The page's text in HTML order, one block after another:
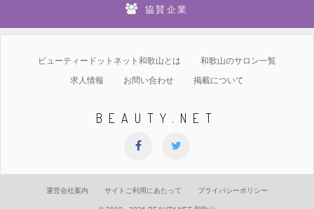
協賛企業
ビューティードットネット和歌山とは
和歌山のサロン一覧
求人情報
お問い合わせ 掲載について
BEAUTY.NET
運営会社案内 サイトご利用にあたって プライバシーポリシー